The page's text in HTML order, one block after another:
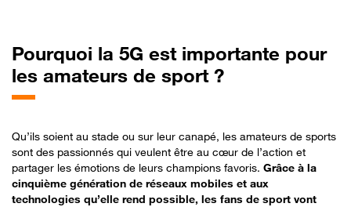
Pourquoi la 5G est importante pour
les amateurs de sport ?
Qu’ils soient au stade ou sur leur canapé, les amateurs de sports
sont des passionnés qui veulent être au cœur de l’action et
partager les émotions de leurs champions favoris. Grâce à la
cinquième génération de réseaux mobiles et aux
technologies qu’elle rend possible, les fans de sport vont